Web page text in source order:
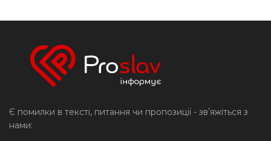
Є помилки в тексті, питання чи пропозиції - звʼяжіться з
нами: